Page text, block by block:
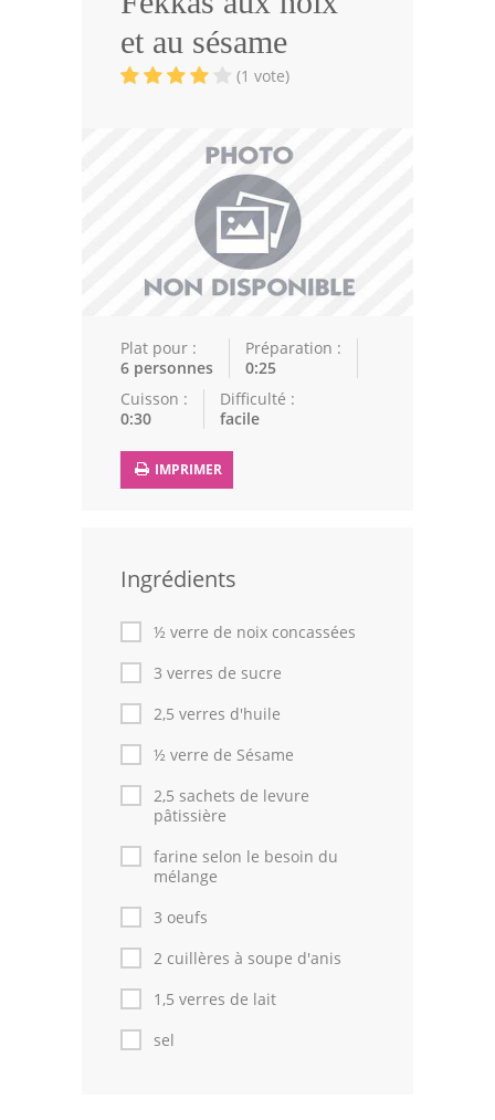
Volailles
Cuisines Orientales
Recettes marocaine
Cuisine Algérienne
Cuisine Tunisienne
Cuisine Juive
Cuisine Libanaise
Astuces de cuisine
Fêtes Religieuses
Chefs
Forum
Thèmes
Espace Personnel
et au sésame
(1 vote)
Plat pour :
6 personnes
Préparation :
0:25
Cuisson :
0:30
Difficulté :
facile
IMPRIMER
Ingrédients
½ verre de noix concassées
3 verres de sucre
2,5 verres d'huile
½ verre de Sésame
2,5 sachets de levure
pâtissière
farine selon le besoin du
mélange
3 oeufs
2 cuillères à soupe d'anis
1,5 verres de lait
sel